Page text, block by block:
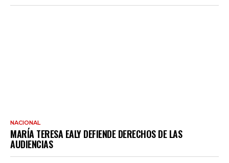
NACIONAL
MARÍA TERESA EALY DEFIENDE DERECHOS DE LAS
AUDIENCIAS